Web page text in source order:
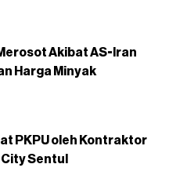
Akibat AS-Iran
Harga Minyak
PKPU oleh Kontraktor
Sentul